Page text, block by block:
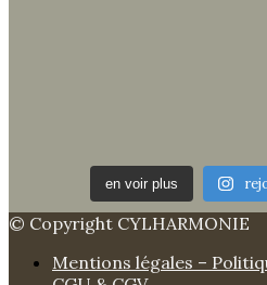
en voir plus
© Copyright CYLHARMONIE
Mentions légales –